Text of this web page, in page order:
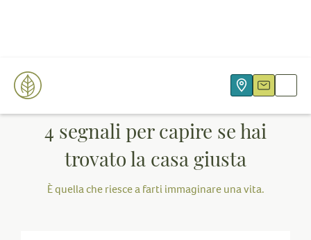
4 segnali per capire se hai
trovato la casa giusta
È quella che riesce a farti immaginare una vita.